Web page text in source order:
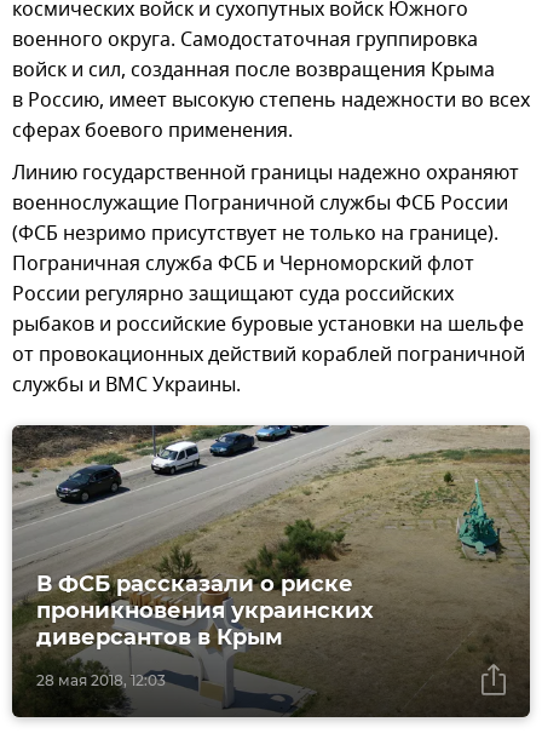
космических войск и сухопутных войск Южного
военного округа. Самодостаточная группировка
войск и сил, созданная после возвращения Крыма
в Россию, имеет высокую степень надежности во всех
сферах боевого применения.
Линию государственной границы надежно охраняют
военнослужащие Пограничной службы ФСБ России
(ФСБ незримо присутствует не только на границе).
Пограничная служба ФСБ и Черноморский флот
России регулярно защищают суда российских
рыбаков и российские буровые установки на шельфе
от провокационных действий кораблей пограничной
службы и ВМС Украины.
28 мая 2018, 12:03
В ФСБ рассказали о риске
проникновения украинских
диверсантов в Крым